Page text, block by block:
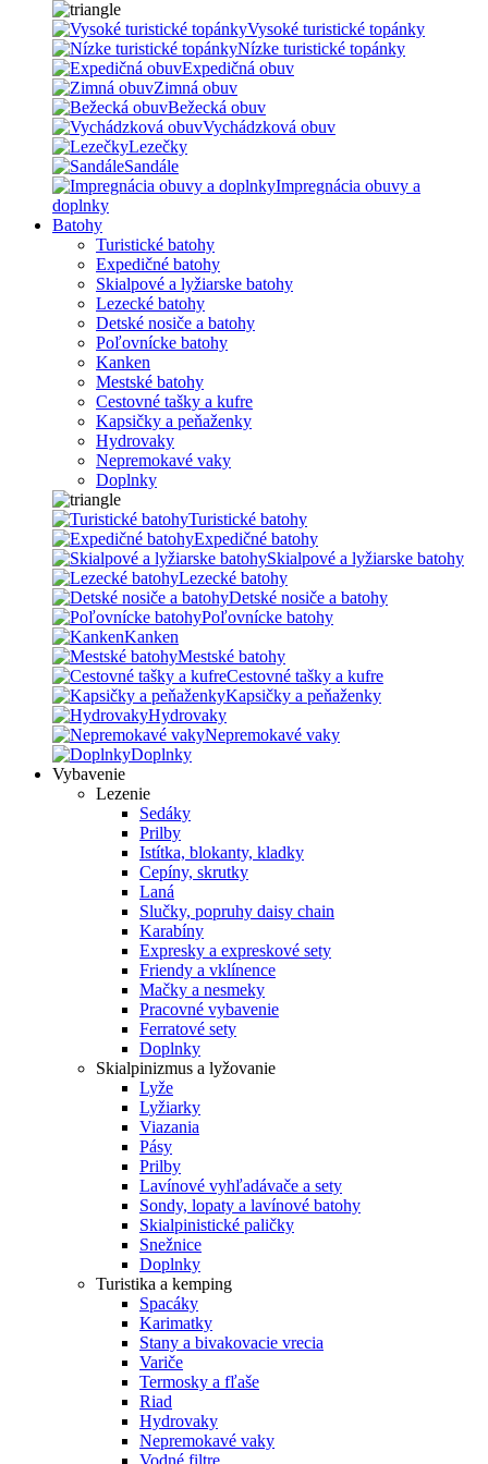
Vysoké turistické topánky
Nízke turistické topánky
Expedičná obuv
Zimná obuv
Bežecká obuv
Vychádzková obuv
Lezečky
Sandále
Impregnácia obuvy a
doplnky
Batohy
Turistické batohy
Expedičné batohy
Skialpové a lyžiarske batohy
Lezecké batohy
Detské nosiče a batohy
Poľovnícke batohy
Kanken
Mestské batohy
Cestovné tašky a kufre
Kapsičky a peňaženky
Hydrovaky
Nepremokavé vaky
Doplnky
Turistické batohy
Expedičné batohy
Skialpové a lyžiarske batohy
Lezecké batohy
Detské nosiče a batohy
Poľovnícke batohy
Kanken
Mestské batohy
Cestovné tašky a kufre
Kapsičky a peňaženky
Hydrovaky
Nepremokavé vaky
Doplnky
Vybavenie
Lezenie
Sedáky
Prilby
Istítka, blokanty, kladky
Cepíny, skrutky
Laná
Slučky, popruhy daisy chain
Karabíny
Expresky a expreskové sety
Friendy a vklínence
Mačky a nesmeky
Pracovné vybavenie
Ferratové sety
Doplnky
Skialpinizmus a lyžovanie
Lyže
Lyžiarky
Viazania
Pásy
Prilby
Lavínové vyhľadávače a sety
Sondy, lopaty a lavínové batohy
Skialpinistické paličky
Snežnice
Doplnky
Turistika a kemping
Spacáky
Karimatky
Stany a bivakovacie vrecia
Variče
Termosky a fľaše
Riad
Hydrovaky
Nepremokavé vaky
Vodné filtre